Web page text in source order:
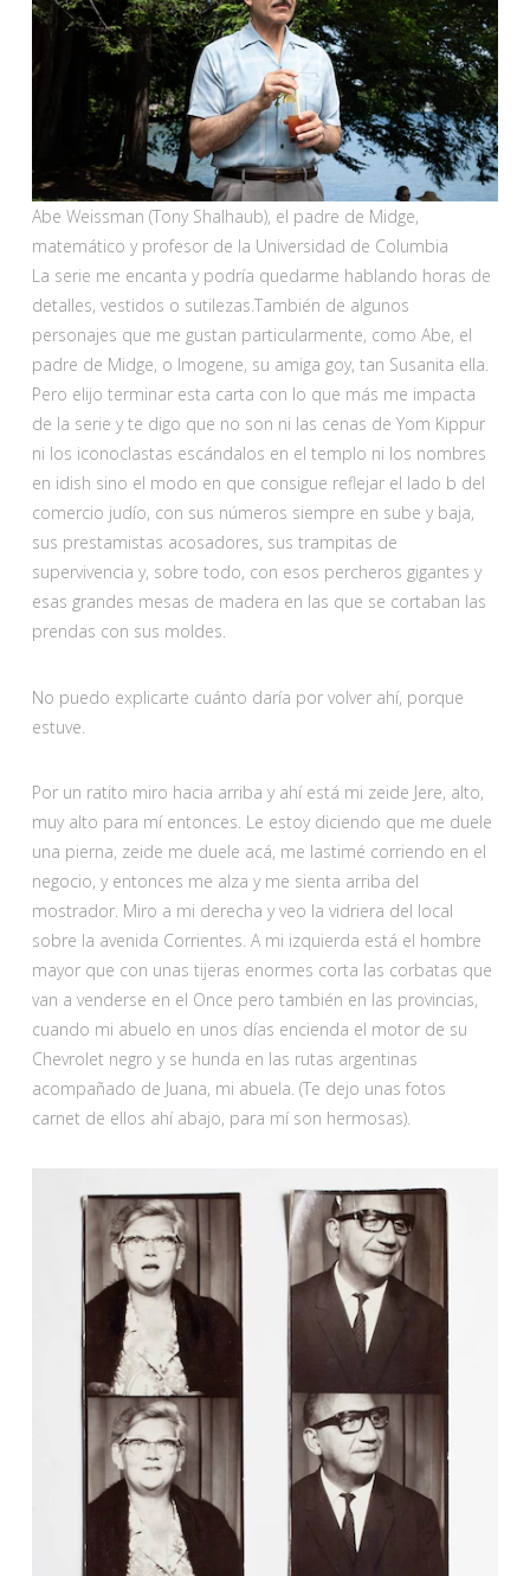
Abe Weissman (Tony Shalhaub), el padre de Midge,
matemático y profesor de la Universidad de Columbia
La serie me encanta y podría quedarme hablando horas de
detalles, vestidos o sutilezas.También de algunos
personajes que me gustan particularmente, como Abe, el
padre de Midge, o Imogene, su amiga goy, tan Susanita ella.
Pero elijo terminar esta carta con lo que más me impacta
de la serie y te digo que no son ni las cenas de Yom Kippur
ni los iconoclastas escándalos en el templo ni los nombres
en idish sino el modo en que consigue reflejar el lado b del
comercio judío, con sus números siempre en sube y baja,
sus prestamistas acosadores, sus trampitas de
supervivencia y, sobre todo, con esos percheros gigantes y
esas grandes mesas de madera en las que se cortaban las
prendas con sus moldes.
No puedo explicarte cuánto daría por volver ahí, porque
estuve.
Por un ratito miro hacia arriba y ahí está mi zeide Jere, alto,
muy alto para mí entonces. Le estoy diciendo que me duele
una pierna, zeide me duele acá, me lastimé corriendo en el
negocio, y entonces me alza y me sienta arriba del
mostrador. Miro a mi derecha y veo la vidriera del local
sobre la avenida Corrientes. A mi izquierda está el hombre
mayor que con unas tijeras enormes corta las corbatas que
van a venderse en el Once pero también en las provincias,
cuando mi abuelo en unos días encienda el motor de su
Chevrolet negro y se hunda en las rutas argentinas
acompañado de Juana, mi abuela. (Te dejo unas fotos
carnet de ellos ahí abajo, para mí son hermosas).